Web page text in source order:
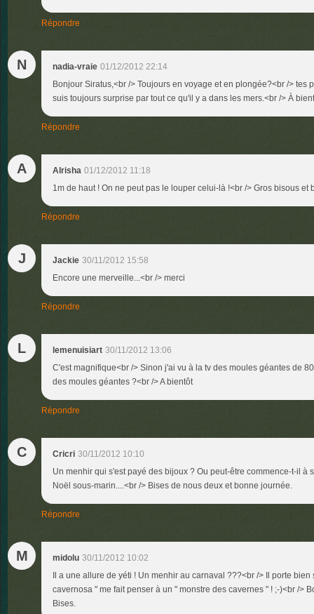
Répondre
N nadia-vraie 01/12/2012 22:14
Bonjour Siratus,<br /> Toujours en voyage et en plongée?<br /> tes
suis toujours surprise par tout ce qu'il y a dans les mers.<br /> À
Répondre
A Alrisha 01/12/2012 11:18
1m de haut ! On ne peut pas le louper celui-là !<br /> Gros bisous et
Répondre
J Jackie 30/11/2012 15:58
Encore une merveille...<br /> merci
Répondre
L lemenuisiart 30/11/2012 13:06
C'est magnifique<br /> Sinon j'ai vu à la tv des moules géantes de
des moules géantes ?<br /> A bientôt
Répondre
C Cricri 30/11/2012 10:10
Un menhir qui s'est payé des bijoux ? Ou peut-être commence-t-il à
Noël sous-marin....<br /> Bises de nous deux et bonne journée.
Répondre
M midolu 30/11/2012 10:02
Il a une allure de yéti ! Un menhir au carnaval ???<br /> Il porte
cavernosa " me fait penser à un " monstre des cavernes " ! ;-)<br />
Bises.